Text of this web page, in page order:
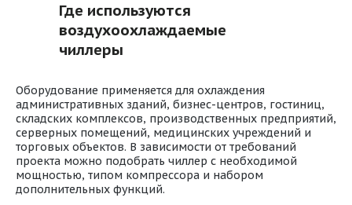
Где используются
воздухоохлаждаемые
чиллеры
Оборудование применяется для охлаждения
административных зданий, бизнес-центров, гостиниц,
складских комплексов, производственных предприятий,
серверных помещений, медицинских учреждений и
торговых объектов. В зависимости от требований
проекта можно подобрать чиллер с необходимой
мощностью, типом компрессора и набором
дополнительных функций.